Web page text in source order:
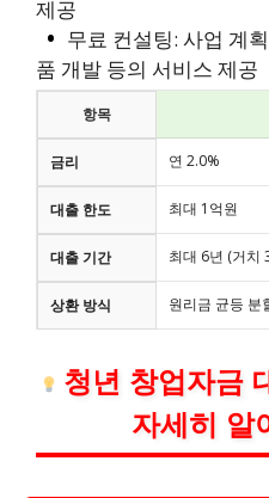
제공
무료 컨설팅: 사업 계
품 개발 등의 서비스 제공
항목
금리 연 2.0%
대출 한도 최대 1억원
대출 기간 최대 6년 (거치
상환 방식 원리금 균등 분
청년 창업자금
자세히 알